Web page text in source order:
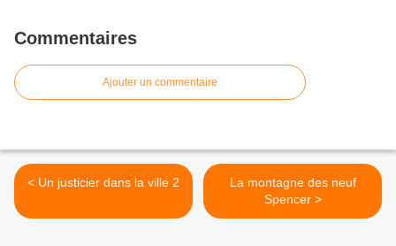
Commentaires
Ajouter un commentaire
< Un justicier dans la ville 2
La montagne des neuf
Spencer >